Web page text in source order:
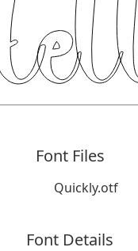
Font Files
Quickly.otf
Font Details